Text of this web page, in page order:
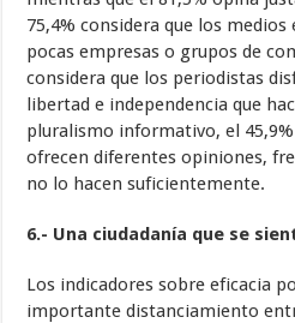
75,4% considera que los
pocas empresas o grupos de
considera que los periodistas
libertad e independencia que
pluralismo informativo, el
ofrecen diferentes opiniones,
no lo hacen suficientemente.
6.- Una ciudadanía que se
Los indicadores sobre eficacia
importante distanciamiento